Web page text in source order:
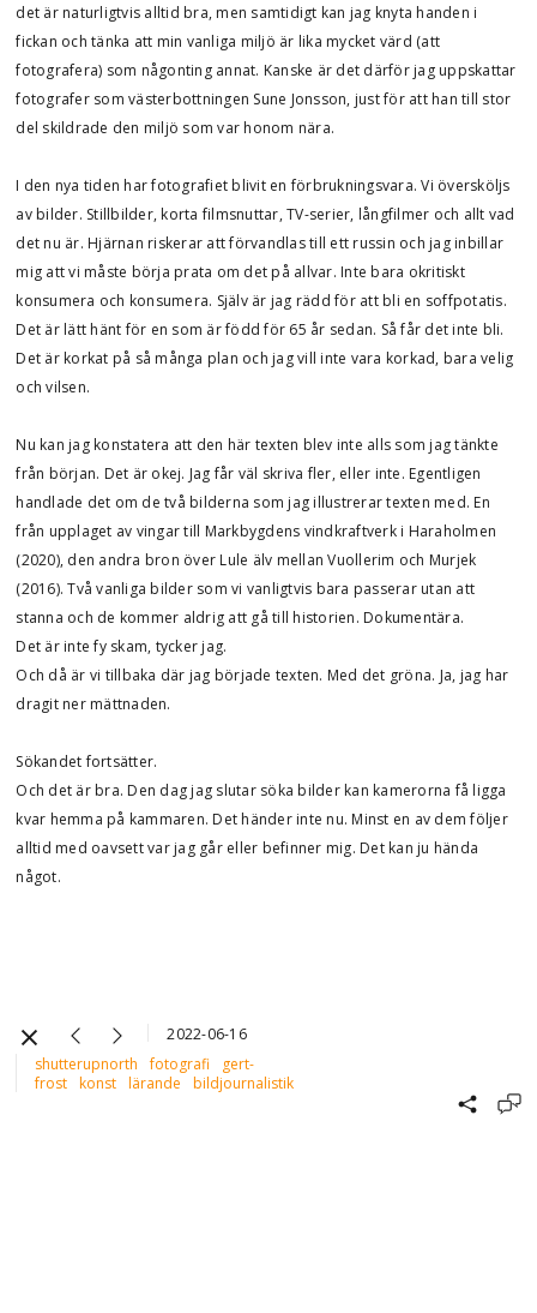
det är naturligtvis alltid bra, men samtidigt kan jag knyta handen i
fickan och tänka att min vanliga miljö är lika mycket värd (att
fotografera) som någonting annat. Kanske är det därför jag uppskattar
fotografer som västerbottningen Sune Jonsson, just för att han till stor
del skildrade den miljö som var honom nära.
I den nya tiden har fotografiet blivit en förbrukningsvara. Vi översköljs
av bilder. Stillbilder, korta filmsnuttar, TV-serier, långfilmer och allt vad
det nu är. Hjärnan riskerar att förvandlas till ett russin och jag inbillar
mig att vi måste börja prata om det på allvar. Inte bara okritiskt
konsumera och konsumera. Själv är jag rädd för att bli en soffpotatis.
Det är lätt hänt för en som är född för 65 år sedan. Så får det inte bli.
Det är korkat på så många plan och jag vill inte vara korkad, bara velig
och vilsen.
Nu kan jag konstatera att den här texten blev inte alls som jag tänkte
från början. Det är okej. Jag får väl skriva fler, eller inte. Egentligen
handlade det om de två bilderna som jag illustrerar texten med. En
från upplaget av vingar till Markbygdens vindkraftverk i Haraholmen
(2020), den andra bron över Lule älv mellan Vuollerim och Murjek
(2016). Två vanliga bilder som vi vanligtvis bara passerar utan att
stanna och de kommer aldrig att gå till historien. Dokumentära.
Det är inte fy skam, tycker jag.
Och då är vi tillbaka där jag började texten. Med det gröna. Ja, jag har
dragit ner mättnaden.
Sökandet fortsätter.
Och det är bra. Den dag jag slutar söka bilder kan kamerorna få ligga
kvar hemma på kammaren. Det händer inte nu. Minst en av dem följer
alltid med oavsett var jag går eller befinner mig. Det kan ju hända
något.
2022-06-16
shutterupnorth
fotografi
gert-
frost
konst lärande bildjournalistik